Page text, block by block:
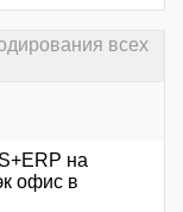
всех
на
офис в